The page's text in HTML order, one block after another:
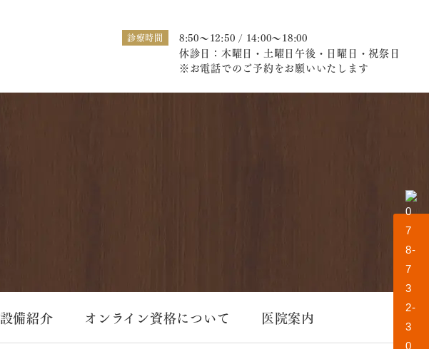
診療時間
8:50～12:50 / 14:00～18:00
休診日：木曜日・土曜日午後・日曜日・祝祭日
※お電話でのご予約をお願いいたします
設備紹介 オンライン資格について 医院案内